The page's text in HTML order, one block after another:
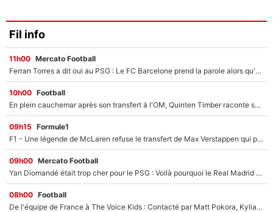
Fil info
11h00 Mercato Football
Ferran Torres a dit oui au PSG : Le FC Barcelone prend la parole alors qu'un transfert de l'attaquant espagnol prend forme
10h00 Football
En plein cauchemar après son transfert à l'OM, Quinten Timber raconte ses doutes après sa signature à Marseille
09h15 Formule1
F1 - Une légende de McLaren refuse le transfert de Max Verstappen qui pourrait «faire des vagues» et plomber l'ambiance dans l'équipe
09h00 Mercato Football
Yan Diomandé était trop cher pour le PSG : Voilà pourquoi le Real Madrid a accepté de payer la somme record de 140M€ pour boucler son transfert !
08h00 Football
De l'équipe de France à The Voice Kids : Contacté par Matt Pokora, Kylian Mbappé a accepté de jouer un rôle inédit sur TF1 !